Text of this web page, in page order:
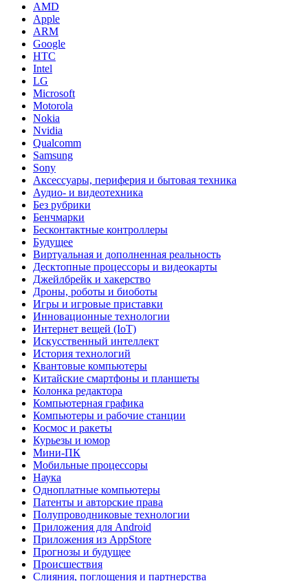
AMD
Apple
ARM
Google
HTC
Intel
LG
Microsoft
Motorola
Nokia
Nvidia
Qualcomm
Samsung
Sony
Аксессуары, периферия и бытовая техника
Аудио- и видеотехника
Без рубрики
Бенчмарки
Бесконтактные контроллеры
Будущее
Виртуальная и дополненная реальность
Десктопные процессоры и видеокарты
Джейлбрейк и хакерство
Дроны, роботы и биоботы
Игры и игровые приставки
Инновационные технологии
Интернет вещей (IoT)
Искусственный интеллект
История технологий
Квантовые компьютеры
Китайские смартфоны и планшеты
Колонка редактора
Компьютерная графика
Компьютеры и рабочие станции
Космос и ракеты
Курьезы и юмор
Мини-ПК
Мобильные процессоры
Наука
Одноплатные компьютеры
Патенты и авторские права
Полупроводниковые технологии
Приложения для Android
Приложения из AppStore
Прогнозы и будущее
Происшествия
Слияния, поглощения и партнерства